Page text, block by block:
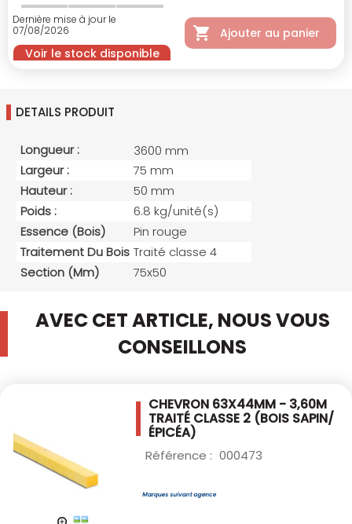
Dernière mise à jour le
07/08/2026
Voir le stock disponible
Ajouter au panier
DETAILS PRODUIT
Longueur :
3600 mm
Largeur :
75 mm
Hauteur :
50 mm
Poids :
6.8 kg/unité(s)
Essence (bois)
Pin rouge
Traitement Du Bois Traité classe 4
Section (mm)
75x50
AVEC CET ARTICLE, NOUS VOUS
CONSEILLONS
CHEVRON 63X44MM - 3,60M
TRAITÉ CLASSE 2 (BOIS SAPIN/
ÉPICÉA)
Référence : 000473